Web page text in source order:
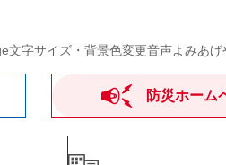
文字サイズ・背景色変更音声よみあげ
防災ホーム